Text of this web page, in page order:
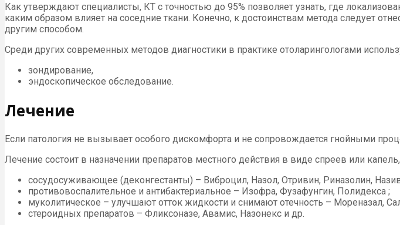
Как утверждают специалисты, КТ с точностью до 95% позволяет узнать, где
каким образом влияет на соседние ткани. Конечно, к достоинствам метода следует
другим способом.
Среди других современных методов диагностики в практике отоларингологами
зондирование,
эндоскопическое обследование.
Лечение
Если патология не вызывает особого дискомфорта и не сопровождается гнойными
Лечение состоит в назначении препаратов местного действия в виде спреев или
сосудосуживающее (деконгестанты) – Виброцил, Назол, Отривин, Риназолин,
противовоспалительное и антибактериальное – Изофра, Фузафунгин, Полидекса ;
муколитическое – улучшают отток жидкости и снимают отечность – Мореназал,
стероидных препаратов – Фликсоназе, Авамис, Назонекс и др.